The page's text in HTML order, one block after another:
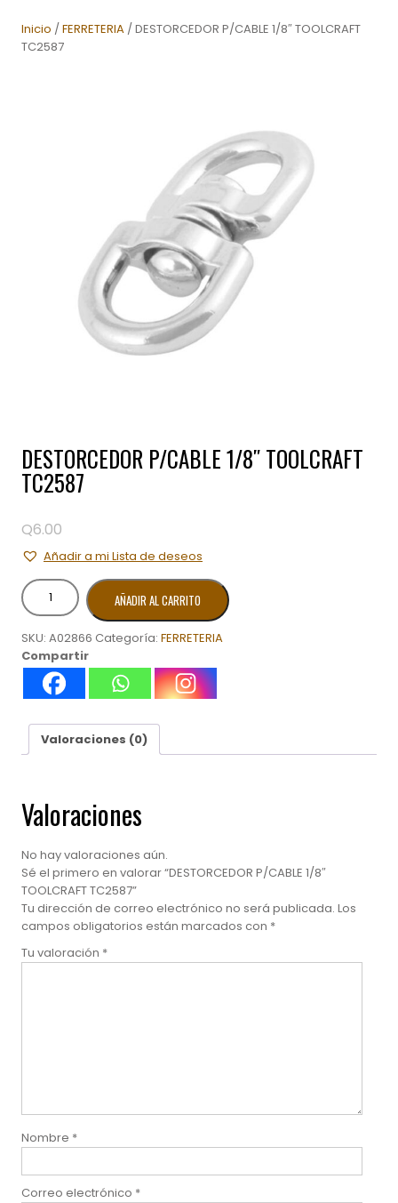
Inicio /FERRETERIA / DESTORCEDOR P/CABLE 1/8″ TOOLCRAFT
TC2587
DESTORCEDOR P/CABLE 1/8″ TOOLCRAFT
TC2587
Q6.00
Añadir a mi Lista de deseos
DESTORCEDOR
P/CABLE
TOOLCRAFT
TC2587
cantidad
AÑADIR AL CARRITO
SKU: A02866 Categoría: FERRETERIA
Compartir
Valoraciones (0)
Valoraciones
No hay valoraciones aún.
Sé el primero en valorar “DESTORCEDOR P/CABLE 1/8″
TOOLCRAFT TC2587”
Tu dirección de correo electrónico no será publicada. Los
campos obligatorios están marcados con *
Tu valoración *
Nombre *
Correo electrónico *